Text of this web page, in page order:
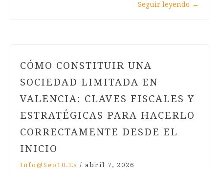
Seguir leyendo →
CÓMO CONSTITUIR UNA
SOCIEDAD LIMITADA EN
VALENCIA: CLAVES FISCALES Y
ESTRATÉGICAS PARA HACERLO
CORRECTAMENTE DESDE EL
INICIO
Info@seo10.es / abril 7, 2026